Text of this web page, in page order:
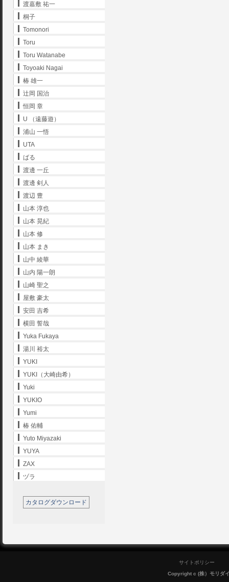
渡嘉敷 祐一
桐子
Tomonori
Toru
Toru Watanabe
Toyoaki Nagai
椿 雄一
辻岡 国治
恒岡 章
U （遠藤遊）
浦山 一悟
UTA
ばる
渡邊 一丘
渡邊 剣人
渡辺 豊
山本 淳也
山本 晃紀
山本 修
山本 まき
山中 綾華
山内 陽一朗
山崎 聖之
屋敷 豪太
安田 吉希
横田 誓哉
Yuka Fukaya
湯川 裕太
YUKI
YUKI（大崎由希）
Yuki
YUKIO
Yumi
椿 佑輔
Yuto Miyazaki
YUYA
ZAX
ヅラ
カタログダウンロード
サイトポリシー
Copyright c (株）モリダ